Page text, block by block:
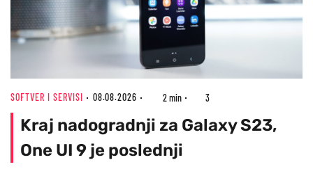
SOFTVER I SERVISI 08.08.2026 2 min 3
Kraj nadogradnji za Galaxy S23,
One UI 9 je poslednji